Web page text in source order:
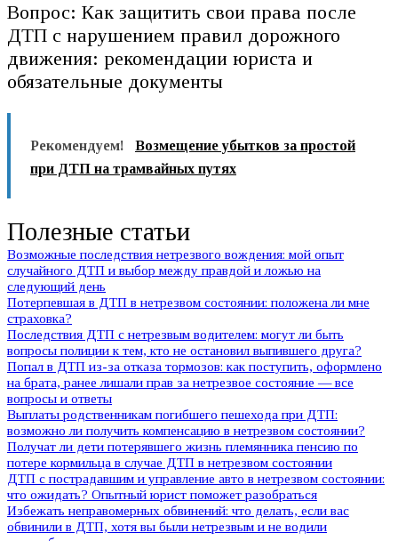
Вопрос: Как защитить свои права после
ДТП с нарушением правил дорожного
движения: рекомендации юриста и
обязательные документы
Рекомендуем!
Возмещение убытков за простой
при ДТП на трамвайных путях
Полезные статьи
Возможные последствия нетрезвого вождения: мой опыт
случайного ДТП и выбор между правдой и ложью на
следующий день
Потерпевшая в ДТП в нетрезвом состоянии: положена ли мне
страховка?
Последствия ДТП с нетрезвым водителем: могут ли быть
вопросы полиции к тем, кто не остановил выпившего друга?
Попал в ДТП из-за отказа тормозов: как поступить, оформлено
на брата, ранее лишали прав за нетрезвое состояние — все
вопросы и ответы
Выплаты родственникам погибшего пешехода при ДТП:
возможно ли получить компенсацию в нетрезвом состоянии?
Получат ли дети потерявшего жизнь племянника пенсию по
потере кормильца в случае ДТП в нетрезвом состоянии
ДТП с пострадавшим и управление авто в нетрезвом состоянии:
что ожидать? Опытный юрист поможет разобраться
Избежать неправомерных обвинений: что делать, если вас
обвинили в ДТП, хотя вы были нетрезвым и не водили